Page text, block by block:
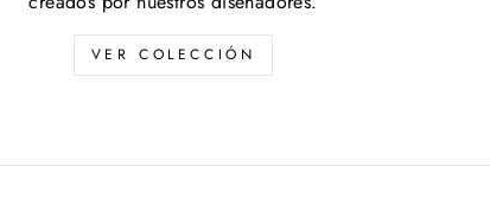
VER COLECCIÓN